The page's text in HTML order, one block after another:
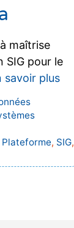
maîtrise
SIG pour le
savoir plus
Plateforme, SIG,